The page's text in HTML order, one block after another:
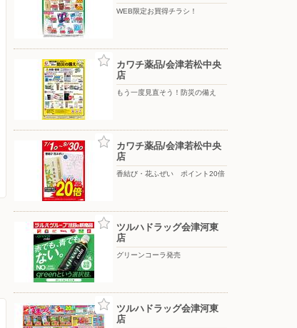
WEB限定お買得チラシ！
カワチ薬品/会津若松中央
店
もう一度見直そう！防災の備え
カワチ薬品/会津若松中央
店
香結び・花ふぜい ポイント20倍
ツルハドラッグ会津河東
店
グリーンコーラ発売
ツルハドラッグ会津河東
店